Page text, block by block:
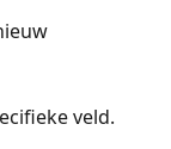
veld.